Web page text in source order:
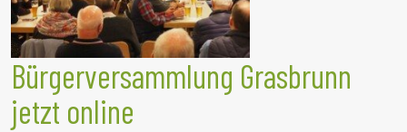
Bürgerversammlung Grasbrunn
jetzt online